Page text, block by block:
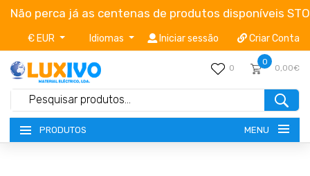
Não perca já as centenas de produtos disponíveis
€ EUR Idiomas Iniciar sessão Criar Conta
0
0
0,00€
PRODUTOS MENU